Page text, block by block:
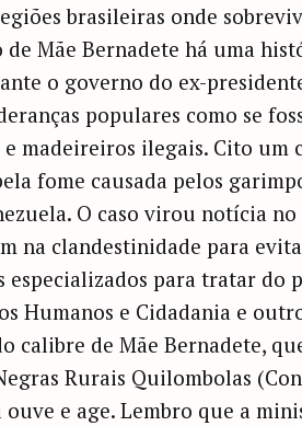
brasileiras onde
de Mãe Bernadete há uma
o governo do ex-
populares como se
madeireiros ilegais. Cito um
fome causada pelos
O caso virou notícia
na clandestinidade para
para tratar do
Humanos e Cidadania e
calibre de Mãe Bernadete,
Rurais Quilombolas
e age. Lembro que a